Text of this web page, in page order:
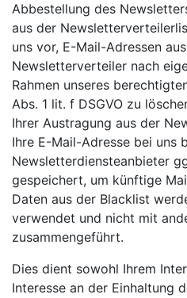
Abbestellung des
aus der
uns vor, E-Mail-Adressen
Newsletterverteiler nach
Rahmen unseres
Abs. 1 lit. f DSGVO zu
Ihrer Austragung aus der
Ihre E-Mail-Adresse bei uns
Newsletterdiensteanbieter
gespeichert, um künftige
Daten aus der Blacklist
verwendet und nicht mit
zusammengeführt.
Dies dient sowohl Ihrem
Interesse an der Einhaltung